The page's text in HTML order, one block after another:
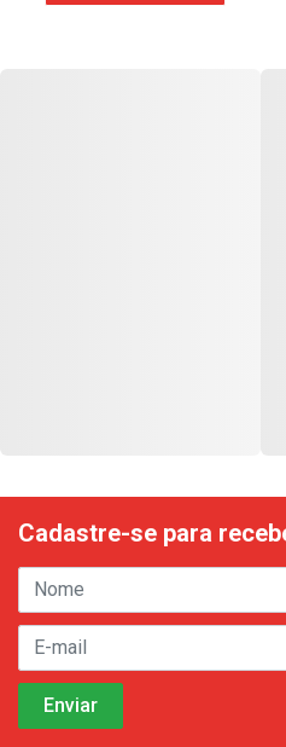
Cadastre-se para